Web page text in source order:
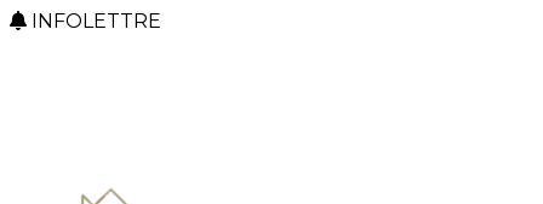
INFOLETTRE